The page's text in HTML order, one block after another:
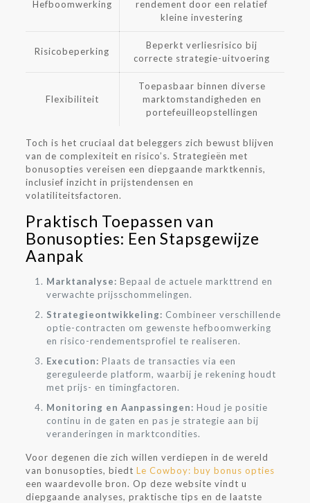
Hefboomwerking
rendement door een relatief
kleine investering
Risicobeperking
Beperkt verliesrisico bij
correcte strategie-uitvoering
Flexibiliteit
Toepasbaar binnen diverse
marktomstandigheden en
portefeuilleopstellingen
Toch is het cruciaal dat beleggers zich bewust blijven
van de complexiteit en risico’s. Strategieën met
bonusopties vereisen een diepgaande marktkennis,
inclusief inzicht in prijstendensen en
volatiliteitsfactoren.
Praktisch Toepassen van
Bonusopties: Een Stapsgewijze
Aanpak
Marktanalyse: Bepaal de actuele markttrend en
verwachte prijsschommelingen.
Strategieontwikkeling: Combineer verschillende
optie-contracten om gewenste hefboomwerking
en risico-rendementsprofiel te realiseren.
Execution: Plaats de transacties via een
gereguleerde platform, waarbij je rekening houdt
met prijs- en timingfactoren.
Monitoring en Aanpassingen: Houd je positie
continu in de gaten en pas je strategie aan bij
veranderingen in marktcondities.
Voor degenen die zich willen verdiepen in de wereld
van bonusopties, biedt Le Cowboy: buy bonus opties
een waardevolle bron. Op deze website vindt u
diepgaande analyses, praktische tips en de laatste